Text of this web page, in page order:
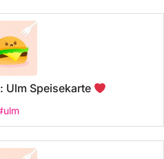
Ulm Speisekarte